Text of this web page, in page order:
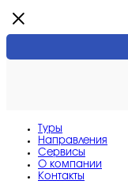
Туры
Направления
Сервисы
O компании
Контакты